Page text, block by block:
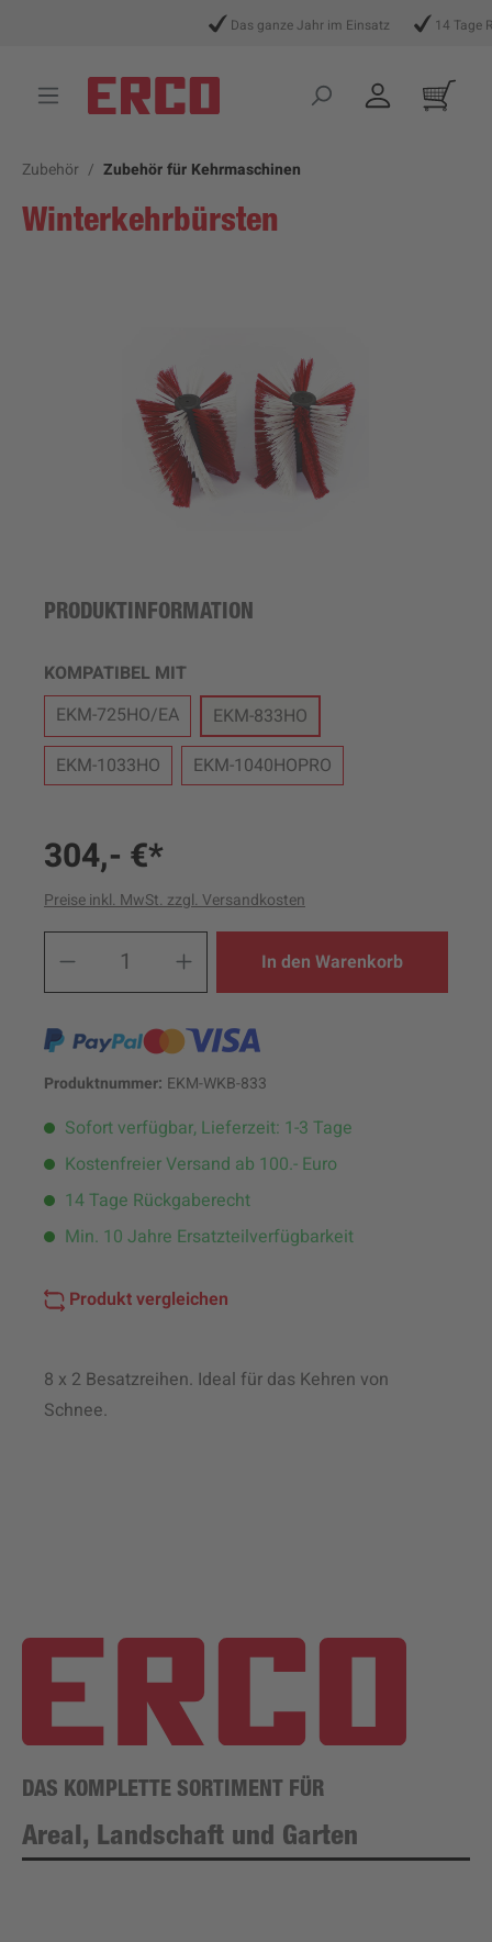
Das ganze Jahr im Einsatz 14 Tage
Zubehör Zubehör für Kehrmaschinen
Winterkehrbürsten
PRODUKTINFORMATION
KOMPATIBEL MITAUSWÄHLEN
EKM-725HO/EA
EKM-833HO
EKM-1033HO
EKM-1040HOPRO
304,- €*
Preise inkl. MwSt. zzgl. Versandkosten
Produkt Anzahl: Gib den
In den Warenkorb
Produktnummer: EKM-WKB-833
Sofort verfügbar, Lieferzeit: 1-3 Tage
Kostenfreier Versand ab 100.- Euro
14 Tage Rückgaberecht
Min. 10 Jahre Ersatzteilverfügbarkeit
Produkt vergleichen
8 x 2 Besatzreihen. Ideal für das Kehren von
Schnee.
DAS KOMPLETTE SORTIMENT FÜR
Areal, Landschaft und Garten